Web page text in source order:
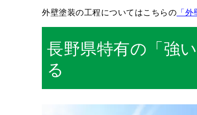
外壁塗装の工程についてはこちらの 「
長野県特有の「強
る